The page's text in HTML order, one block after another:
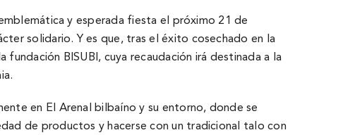
y esperada fiesta el próximo 21 de
solidario. Y es que, tras el éxito cosechado en la
BISUBI, cuya recaudación irá destinada a la
en El Arenal bilbaíno y su entorno, donde se
de productos y hacerse con un tradicional talo con